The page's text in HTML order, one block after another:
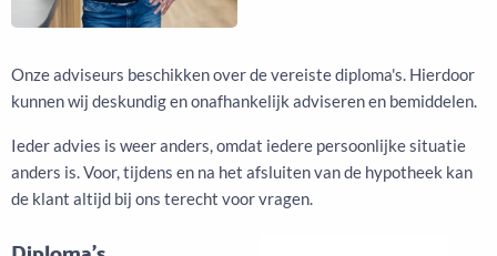
Onze adviseurs beschikken over de vereiste diploma's. Hierdoor
kunnen wij deskundig en onafhankelijk adviseren en bemiddelen.
Ieder advies is weer anders, omdat iedere persoonlijke situatie
anders is. Voor, tijdens en na het afsluiten van de hypotheek kan
de klant altijd bij ons terecht voor vragen.